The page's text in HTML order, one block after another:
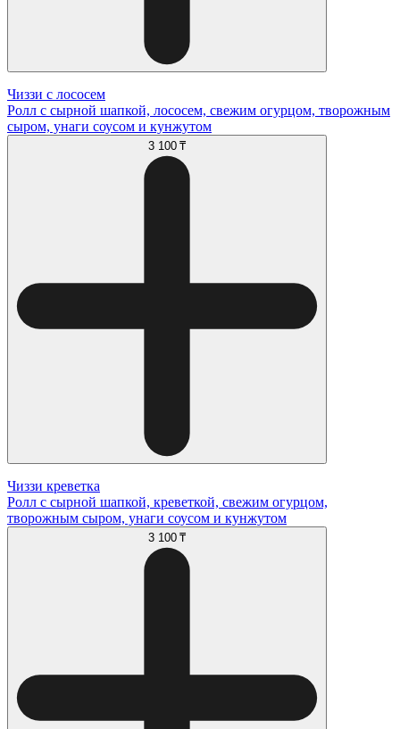
Чиззи с лососем
Ролл с сырной шапкой, лососем, свежим огурцом, творожным
сыром, унаги соусом и кунжутом
3 100 ₸
Чиззи креветка
Ролл с сырной шапкой, креветкой, свежим огурцом,
творожным сыром, унаги соусом и кунжутом
3 100 ₸